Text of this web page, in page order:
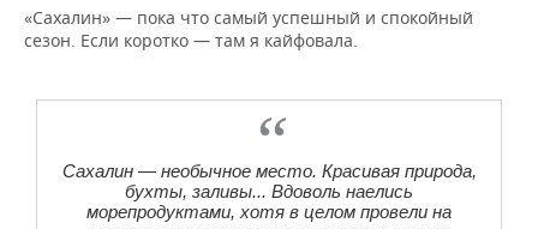
«Сахалин» — пока что самый успешный и спокойный
сезон. Если коротко — там я кайфовала.
Сахалин — необычное место. Красивая природа,
бухты, заливы... Вдоволь наелись
морепродуктами, хотя в целом провели на